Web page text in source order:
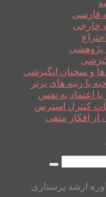
فارسی
خارجی
ها و سخنان انگیزشی
با رتبه های برتر
اعتماد به نفس
کنترل استرس
از افکار منفی
ارشد پرستاری